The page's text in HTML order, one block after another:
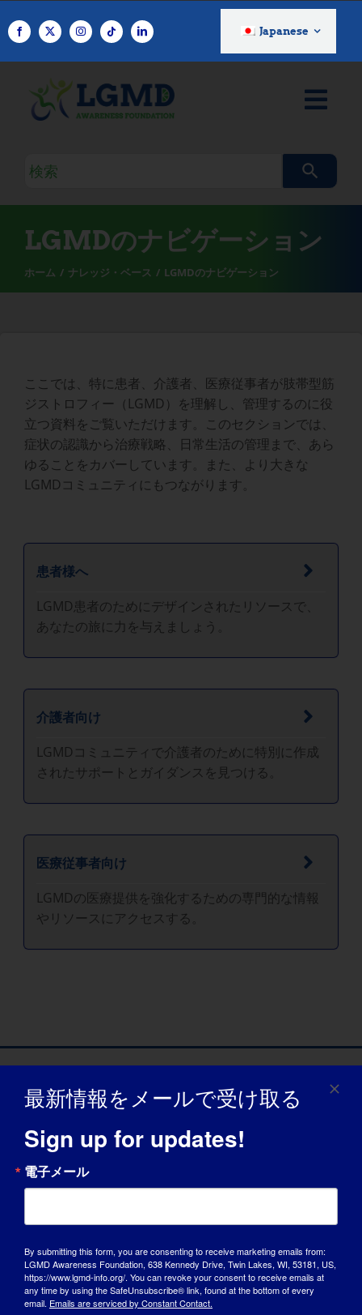
ン
Japanese
検
ク
エ
リ
LGMDのナビゲーション
ホーム ナレッジ・ベース LGMDのナビゲーション
ここでは、特に患者、介護者、医療従事者が肢帯型筋
ジストロフィー（LGMD）を理解し、管理するのに役
立つ資料をご覧いただけます。このセクションでは、
症状の認識から治療戦略、日常生活の管理まで、あら
ゆることをカバーしています。また、より大きな
LGMDコミュニティにもつながります。
患者様へ
LGMD患者のためにデザインされたリソースで、
あなたの旅に力を与えましょう。
介護者向け
LGMDコミュニティで介護者のために特別に作成
されたサポートとガイダンスを見つける。
医療従事者向け
LGMDの医療提供を強化するための専門的な情報
やリソースにアクセスする。
アドボカシー・パートナー
最新情報をメールで受け取る
Sign up for updates!
電子メール
By submitting this form, you are consenting to receive marketing emails from:
LGMD Awareness Foundation, 638 Kennedy Drive, Twin Lakes, WI, 53181, US,
https://www.lgmd-info.org/. You can revoke your consent to receive emails at
any time by using the SafeUnsubscribe® link, found at the bottom of every
email. Emails are serviced by Constant Contact.